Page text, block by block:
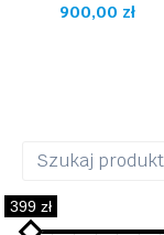
900,00 zł
399 zł